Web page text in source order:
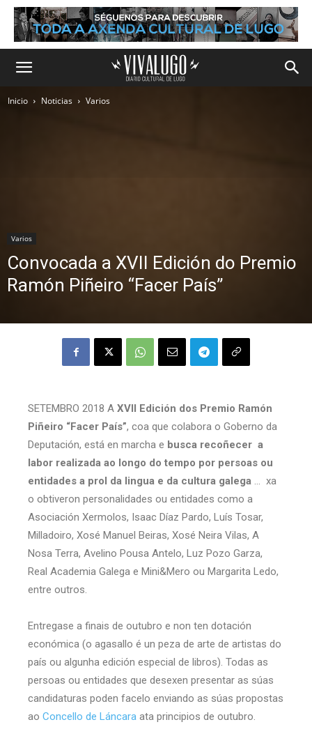
Inicio Noticias Varios
Varios
Convocada a XVII Edición do Premio
Ramón Piñeiro “Facer País”
SETEMBRO 2018 A XVII Edición dos Premio Ramón
Piñeiro “Facer País”, coa que colabora o Goberno da
Deputación, está en marcha e busca recoñecer a
labor realizada ao longo do tempo por persoas ou
entidades a prol da lingua e da cultura galega … xa
o obtiveron personalidades ou entidades como a
Asociación Xermolos, Isaac Díaz Pardo, Luís Tosar,
Milladoiro, Xosé Manuel Beiras, Xosé Neira Vilas, A
Nosa Terra, Avelino Pousa Antelo, Luz Pozo Garza,
Real Academia Galega e Mini&Mero ou Margarita Ledo,
entre outros.
Entregase a finais de outubro e non ten dotación
económica (o agasallo é un peza de arte de artistas do
país ou algunha edición especial de libros). Todas as
persoas ou entidades que desexen presentar as súas
candidaturas poden facelo enviando as súas propostas
ao Concello de Láncara ata principios de outubro.